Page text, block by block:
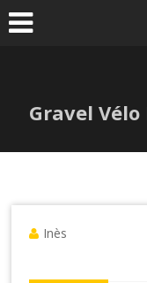
Gravel
Inès